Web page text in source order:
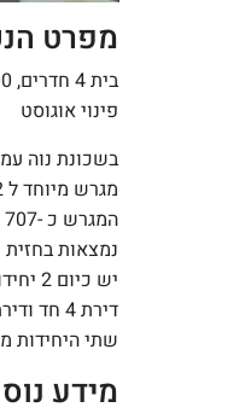
מפרט
בית 4 חדרים, 100 מ"ר, 707 מ"ר מגרש, יש חניה
פינוי אוגוסט
בשכונת נוה
מגרש מיוחד ל 2 בתים
נמצאות בחזית
יש כיום 2 יחידות על המגרש
דירת 4 חד ודירת 2 חד .
שתי היחידות
מידע